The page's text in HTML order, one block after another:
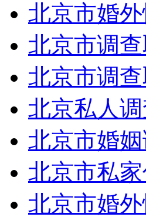
北京市婚
北京市调
北京市调
北京私人
北京市婚
北京市私
北京市婚